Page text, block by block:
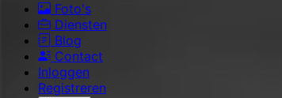
Foto's
Diensten
Blog
Contact
Inloggen
Registreren